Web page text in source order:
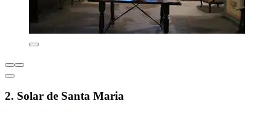
2. Solar de Santa Maria